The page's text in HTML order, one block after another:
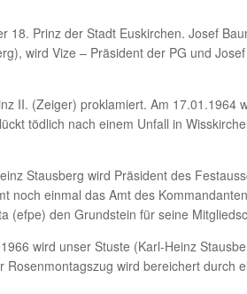
Prinz der Stadt Euskirchen. Josef
wird Vize – Präsident der PG und
II. (Zeiger) proklamiert. Am 17.01.1964
tödlich nach einem Unfall in
Stausberg wird Präsident des
noch einmal das Amt des
(efpe) den Grundstein für seine
wird unser Stuste (Karl-Heinz
wird bereichert durch